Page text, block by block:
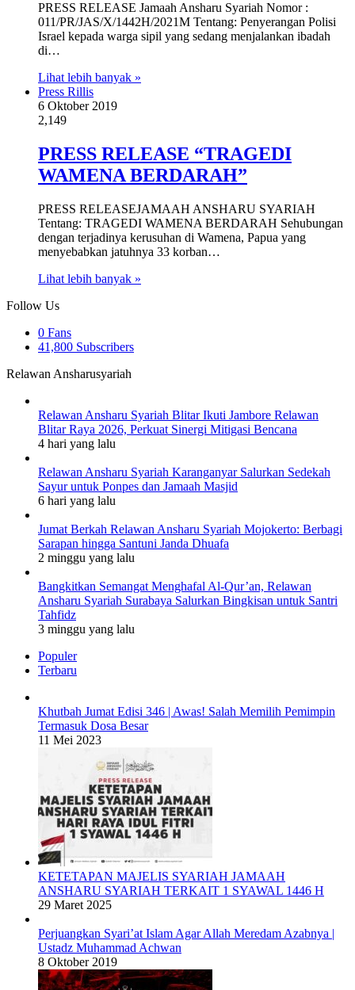
PRESS RELEASE Jamaah Ansharu Syariah Nomor :
011/PR/JAS/X/1442H/2021M Tentang: Penyerangan Polisi
Israel kepada warga sipil yang sedang menjalankan ibadah
di…
Lihat lebih banyak »
Press Rillis
6 Oktober 2019
2,149
PRESS RELEASE “TRAGEDI
WAMENA BERDARAH”
PRESS RELEASEJAMAAH ANSHARU SYARIAH
Tentang: TRAGEDI WAMENA BERDARAH Sehubungan
dengan terjadinya kerusuhan di Wamena, Papua yang
menyebabkan jatuhnya 33 korban…
Lihat lebih banyak »
Follow Us
0 Fans
41,800 Subscribers
Relawan Ansharusyariah
Relawan Ansharu Syariah Blitar Ikuti Jambore Relawan
Blitar Raya 2026, Perkuat Sinergi Mitigasi Bencana
4 hari yang lalu
Relawan Ansharu Syariah Karanganyar Salurkan Sedekah
Sayur untuk Ponpes dan Jamaah Masjid
6 hari yang lalu
Jumat Berkah Relawan Ansharu Syariah Mojokerto: Berbagi
Sarapan hingga Santuni Janda Dhuafa
2 minggu yang lalu
Bangkitkan Semangat Menghafal Al-Qur’an, Relawan
Ansharu Syariah Surabaya Salurkan Bingkisan untuk Santri
Tahfidz
3 minggu yang lalu
Populer
Terbaru
Khutbah Jumat Edisi 346 | Awas! Salah Memilih Pemimpin
Termasuk Dosa Besar
11 Mei 2023
KETETAPAN MAJELIS SYARIAH JAMAAH
ANSHARU SYARIAH TERKAIT 1 SYAWAL 1446 H
29 Maret 2025
Perjuangkan Syari’at Islam Agar Allah Meredam Azabnya |
Ustadz Muhammad Achwan
8 Oktober 2019